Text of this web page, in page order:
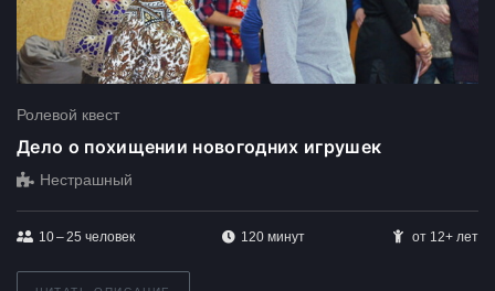
Ролевой квест
Дело о похищении новогодних игрушек
Нестрашный
10 – 25 человек 120 минут от 12+ лет